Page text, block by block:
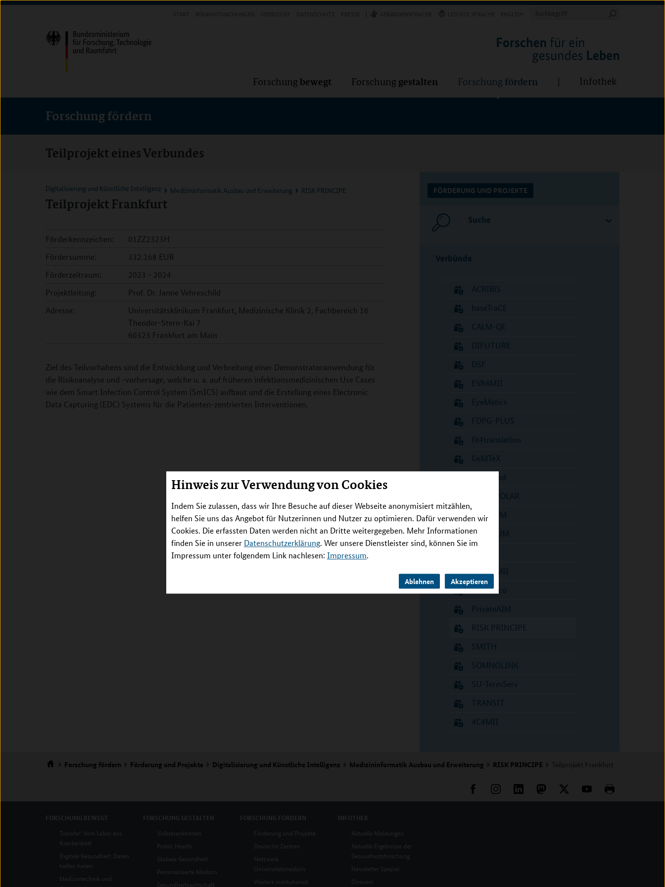
Hinweis zur Verwendung von Cookies
Indem Sie zulassen, dass wir Ihre Besuche auf dieser Webseite anonymisiert mitzählen,
helfen Sie uns das Angebot für Nutzerinnen und Nutzer zu optimieren. Dafür verwenden wir
Cookies. Die erfassten Daten werden nicht an Dritte weitergegeben. Mehr Informationen
finden Sie in unserer Datenschutzerklärung. Wer unsere Dienstleister sind, können Sie im
Impressum unter folgendem Link nachlesen: Impressum.
Ablehnen Akzeptieren
Direkt
(Eingabetaste)
Direkt
(Eingabetaste)
Direkt
(Eingabetaste)
Suchbegriff
Forschung bewegt Forschung gestalten Forschung fördern Infothek
Forschung fördern
Teilprojekt eines Verbundes
Digitalisierung und Künstliche Intelligenz Medizininformatik Ausbau und Erweiterung RISK PRINCIPE
Teilprojekt Frankfurt
Förderkennzeichen:
01ZZ2323H
Fördersumme:
332.168 EUR
Förderzeitraum:
2023 - 2024
Projektleitung:
Prof. Dr. Janne Vehreschild
Adresse:
Universitätsklinikum Frankfurt, Medizinische Klinik 2, Fachbereich 16
Theodor-Stern-Kai 7
60323 Frankfurt am Main
Ziel des Teilvorhabens sind die Entwicklung und Verbreitung einer Demonstratoranwendung für
die Risikoanalyse und -vorhersage, welche u. a. auf früheren infektionsmedizinischen Use Cases
wie dem Smart Infection Control System (SmICS) aufbaut und die Erstellung eines Electronic
Data Capturing (EDC) Systems für die Patienten-zentrierten Interventionen.
FÖRDERUNG UND PROJEKTE
Suche
Verbünde
ACRIBiS
baseTraCE
CALM-QE
DIFUTURE
DSF
EVA4MII
EyeMatics
FDPG-PLUS
fit4translation
GeMTeX
HiGHmed
INTERPOLAR
MII_NUM
MIRACUM
PCOR-MII
PM4Onco
PrivateAIM
RISK PRINCIPE
SMITH
SOMNOLINK
SU-TermServ
TRANSIT
4C4MII
Forschung fördern Förderung und Projekte Digitalisierung und Künstliche Intelligenz Medizininformatik Ausbau und Erweiterung RISK PRINCIPE Teilprojekt Frankfurt
FORSCHUNG BEWEGT
Transfer: Vom Labor ans
Krankenbett
Digitale Gesundheit: Daten
helfen heilen
Medizintechnik und
FORSCHUNG GESTALTEN
Volkskrankheiten
Public Health
Globale Gesundheit
Personalisierte Medizin
Gesundheitswirtschaft
FORSCHUNG FÖRDERN
Förderung und Projekte
Deutsche Zentren
Netzwerk
Universitätsmedizin
Weitere institutionell
INFOTHEK
Aktuelle Meldungen
Aktuelle Ergebnisse der
Gesundheitsforschung
Newsletter Spezial
Dossiers
Forschung Forschung Forschung fördern Infothek